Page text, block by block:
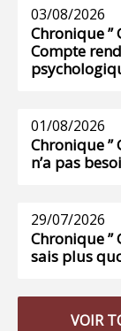
03/08/2026
Chronique ”
Compte
01/08/2026
Chronique ”
n’a pas
29/07/2026
Chronique ”
sais plus
VOIR